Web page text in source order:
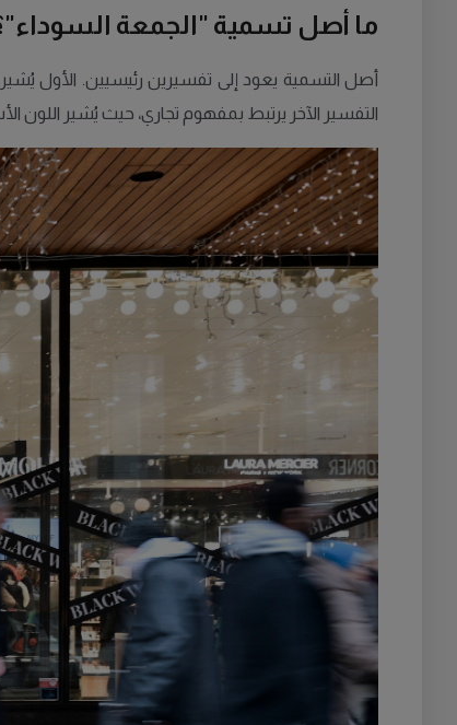
ما أصل تسمية "الجمعة
أصل التسمية يعود إلى تفسيرين رئيسيين. الأول يُشير
التفسير الآخر يرتبط بمفهوم تجاري، حيث يُشير اللون